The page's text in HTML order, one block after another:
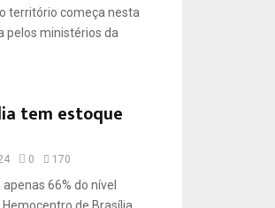
território começa nesta
pelos ministérios da
tem estoque
0 170
66% do nível
de Brasília